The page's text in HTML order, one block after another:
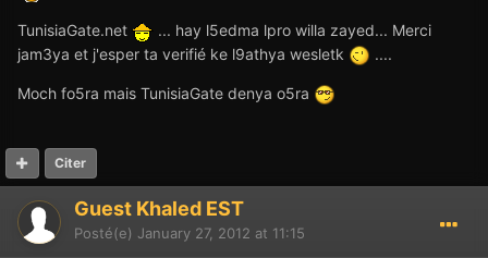
TunisiaGate.net
... hay l5edma lpro willa zayed... Merci
jam3ya et j'esper ta verifié ke l9athya wesletk
....
Moch fo5ra mais TunisiaGate denya o5ra
Citer
Guest Khaled EST
Posté(e) January 27, 2012 at 11:15